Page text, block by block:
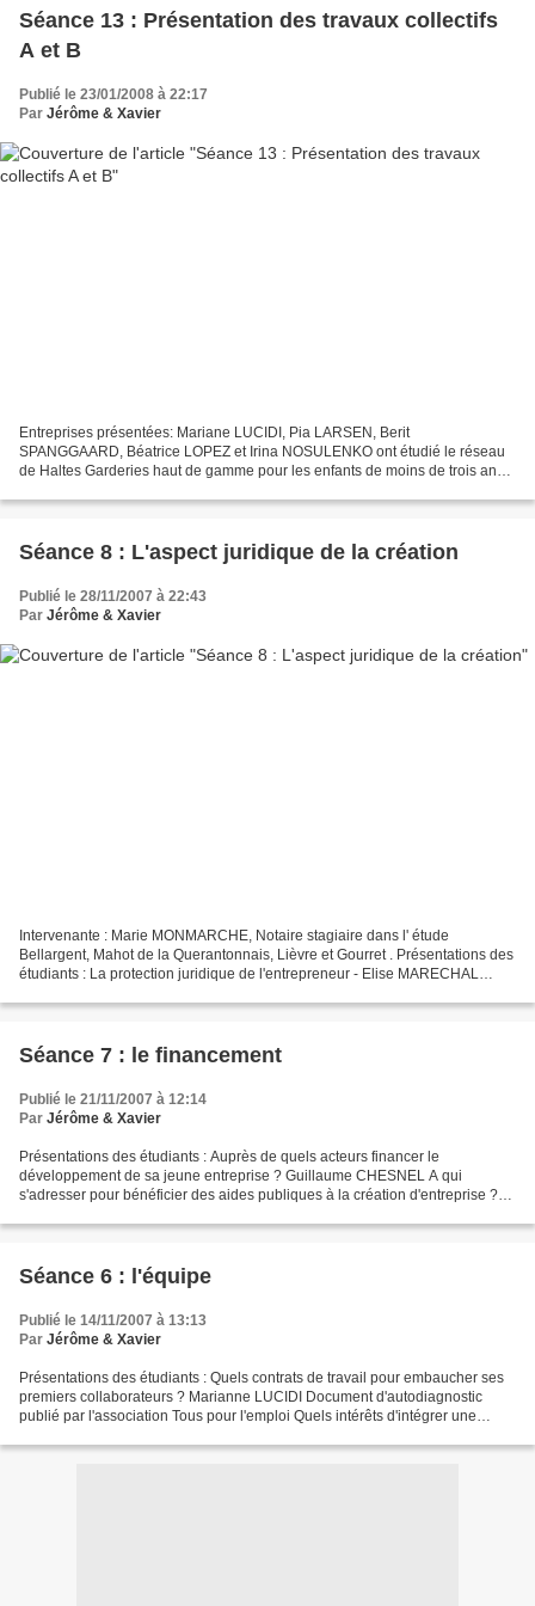
Séance 13 : Présentation des travaux collectifs
A et B
Publié le 23/01/2008 à 22:17
Par Jérôme & Xavier
Entreprises présentées: Mariane LUCIDI, Pia LARSEN, Berit
SPANGGAARD, Béatrice LOPEZ et Irina NOSULENKO ont étudié le réseau
de Haltes Garderies haut de gamme pour les enfants de moins de trois ans
Séance 8 : L'aspect juridique de la création
Publié le 28/11/2007 à 22:43
Par Jérôme & Xavier
Intervenante : Marie MONMARCHE, Notaire stagiaire dans l' étude
Bellargent, Mahot de la Querantonnais, Lièvre et Gourret . Présentations des
étudiants : La protection juridique de l'entrepreneur - Elise MARECHAL
Séance 7 : le financement
Publié le 21/11/2007 à 12:14
Par Jérôme & Xavier
Présentations des étudiants : Auprès de quels acteurs financer le
développement de sa jeune entreprise ? Guillaume CHESNEL A qui
s'adresser pour bénéficier des aides publiques à la création d'entreprise ?
Séance 6 : l'équipe
Publié le 14/11/2007 à 13:13
Par Jérôme & Xavier
Présentations des étudiants : Quels contrats de travail pour embaucher ses
premiers collaborateurs ? Marianne LUCIDI Document d'autodiagnostic
publié par l'association Tous pour l'emploi Quels intérêts d'intégrer une